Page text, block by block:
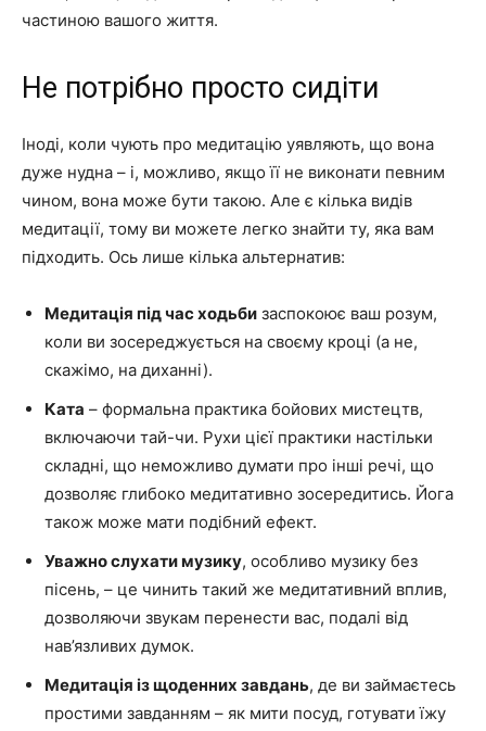
частиною вашого життя.
Не потрібно просто сидіти
Іноді, коли чують про медитацію уявляють, що вона
дуже нудна – і, можливо, якщо її не виконати певним
чином, вона може бути такою. Але є кілька видів
медитації, тому ви можете легко знайти ту, яка вам
підходить. Ось лише кілька альтернатив:
Медитація під час ходьби заспокоює ваш розум,
коли ви зосереджується на своєму кроці (а не,
скажімо, на диханні).
Ката – формальна практика бойових мистецтв,
включаючи тай-чи. Рухи цієї практики настільки
складні, що неможливо думати про інші речі, що
дозволяє глибоко медитативно зосередитись. Йога
також може мати подібний ефект.
Уважно слухати музику, особливо музику без
пісень, – це чинить такий же медитативний вплив,
дозволяючи звукам перенести вас, подалі від
нав’язливих думок.
Медитація із щоденних завдань, де ви займаєтесь
простими завданням – як мити посуд, готувати їжу